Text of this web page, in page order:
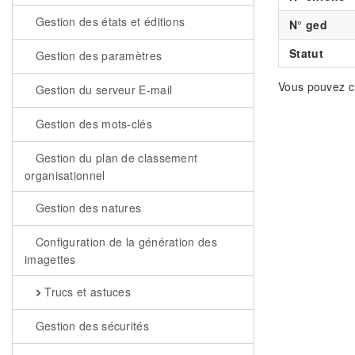
Gestion des états et éditions
Gestion des paramètres
Gestion du serveur E-mail
Gestion des mots-clés
Gestion du plan de classement
organisationnel
Gestion des natures
Configuration de la génération des
imagettes
Trucs et astuces
Gestion des sécurités
N° ged
Statut
Vous pouvez